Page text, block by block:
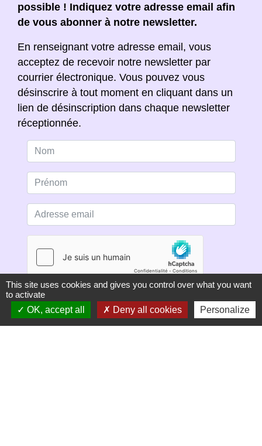
possible ! Indiquez votre adresse email afin
de vous abonner à notre newsletter.
En renseignant votre adresse email, vous
acceptez de recevoir notre newsletter par
courrier électronique. Vous pouvez vous
désinscrire à tout moment en cliquant dans un
lien de désinscription dans chaque newsletter
réceptionnée.
S'ABONNER
This site uses cookies and gives you control over what you want
to activate
OK, accept all
Deny all cookies Personalize